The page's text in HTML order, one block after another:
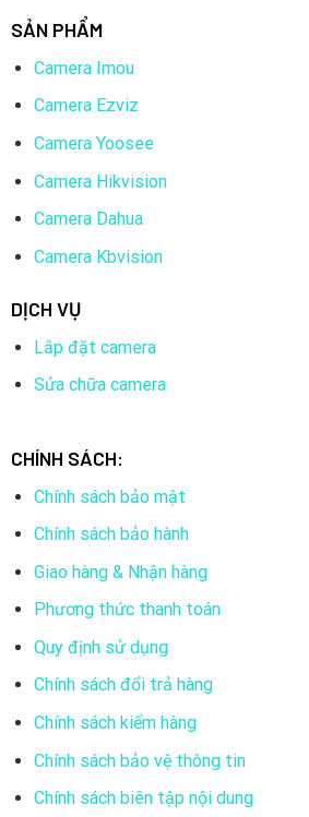
SẢN PHẨM
Camera Imou
Camera Ezviz
Camera Yoosee
Camera Hikvision
Camera Dahua
Camera Kbvision
DỊCH VỤ
Lắp đặt camera
Sửa chữa camera
CHÍNH SÁCH:
Chính sách bảo mật
Chính sách bảo hành
Giao hàng & Nhận hàng
Phương thức thanh toán
Quy định sử dụng
Chính sách đổi trả hàng
Chính sách kiểm hàng
Chính sách bảo vệ thông tin
Chính sách biên tập nội dung